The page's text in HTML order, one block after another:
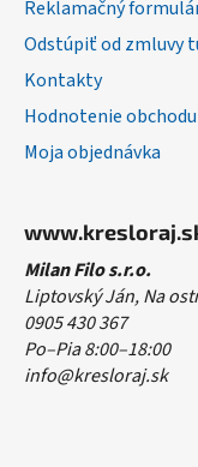
Reklamačný
Odstúpiť od zmluvy
Kontakty
Hodnotenie obchodu
Moja objednávka
Milan Filo s.r.o.
Liptovský Ján, Na
0905 430 367
Po–Pia 8:00–18:00
info@kresloraj.sk